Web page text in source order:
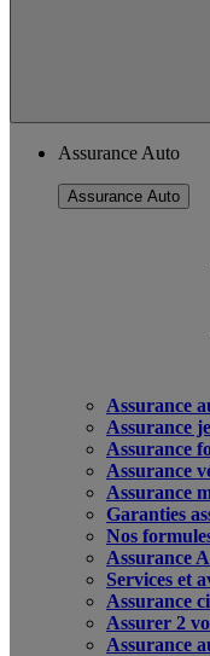
Assurance Auto
Assurance Auto
Assurance
Assurance
Assurance
Assurance
Assurance
Garanties
Nos
Assurance
Services et
Assurance
Assurer 2
Assurance